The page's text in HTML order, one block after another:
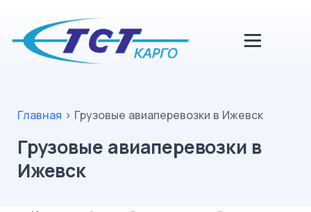
Главная > Грузовые авиаперевозки в Ижевск
Грузовые авиаперевозки в
Ижевск